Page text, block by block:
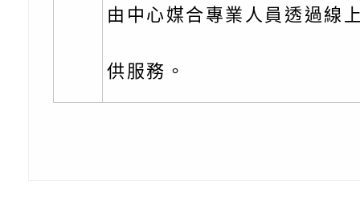
子的人際必修課」、
代的親職教養」海報
實體座談會」海報
函轉臺北市勞動力重
委託辦理「2026臺
摩據點視覺設計競賽
檢送桃園市政府LED
字稿
函轉教育部訂於115
由中心媒合專業人員透過線
供服務。